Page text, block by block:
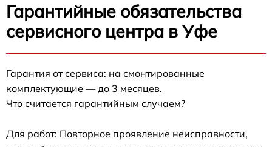
Гарантийные обязательства
сервисного центра в Уфе
Гарантия от сервиса: на смонтированные
комплектующие — до 3 месяцев.
Что считается гарантийным случаем?
Для работ: Повторное проявление неисправности,